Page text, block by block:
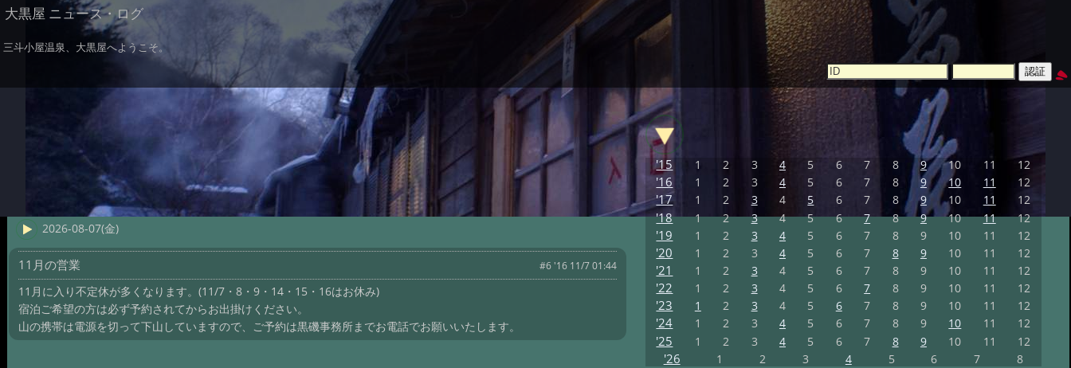
大黒屋 ニュース・ログ
三斗小屋温泉、大黒屋へようこそ。
2026-08-07(金)
11月の営業 #6 '16 11/7 01:44
11月に入り不定休が多くなります。(11/7・8・9・14・15・16はお休み)
宿泊ご希望の方は必ず予約されてからお出掛けください。
山の携帯は電源を切って下山していますので、ご予約は黒磯事務所までお電話でお願いいたします。
'15 1 2 3 4 5 6 7 8 9 10 11 12
'16 1 2 3 4 5 6 7 8 9 10 11 12
'17 1 2 3 4 5 6 7 8 9 10 11 12
'18 1 2 3 4 5 6 7 8 9 10 11 12
'19 1 2 3 4 5 6 7 8 9 10 11 12
'20 1 2 3 4 5 6 7 8 9 10 11 12
'21 1 2 3 4 5 6 7 8 9 10 11 12
'22 1 2 3 4 5 6 7 8 9 10 11 12
'23 1 2 3 4 5 6 7 8 9 10 11 12
'24 1 2 3 4 5 6 7 8 9 10 11 12
'25 1 2 3 4 5 6 7 8 9 10 11 12
'26 1 2 3 4 5 6 7 8